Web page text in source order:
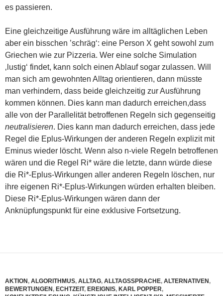
es passieren.
Eine gleichzeitige Ausführung wäre im alltäglichen Leben
aber ein bisschen ’schräg‘: eine Person X geht sowohl zum
Griechen wie zur Pizzeria. Wer eine solche Simulation
‚lustig‘ findet, kann solch einen Ablauf sogar zulassen. Will
man sich am gewohnten Alltag orientieren, dann müsste
man verhindern, dass beide gleichzeitig zur Ausführung
kommen können. Dies kann man dadurch erreichen,dass
alle von der Parallelität betroffenen Regeln sich gegenseitig
neutralisieren. Dies kann man dadurch erreichen, dass jede
Regel die Eplus-Wirkungen der anderen Regeln explizit mit
Eminus wieder löscht. Wenn also n-viele Regeln betroffenen
wären und die Regel Ri* wäre die letzte, dann würde diese
die Ri*-Eplus-Wirkungen aller anderen Regeln löschen, nur
ihre eigenen Ri*-Eplus-Wirkungen würden erhalten bleiben.
Diese Ri*-Eplus-Wirkungen wären dann der
Anknüpfungspunkt für eine exklusive Fortsetzung.
AKTION, ALGORITHMUS, ALLTAG, ALLTAGSSPRACHE, ALTERNATIVEN,
BEWERTUNGEN, ECHTZEIT, EREIGNIS, KARL POPPER,